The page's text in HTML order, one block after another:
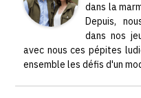
dans la
Depuis,
dans nos
avec nous ces pépites
ensemble les défis d'un